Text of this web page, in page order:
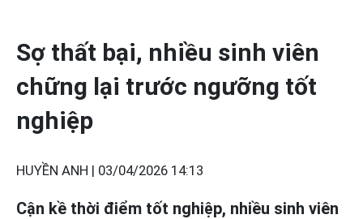
Sợ thất bại, nhiều sinh viên
chững lại trước ngưỡng tốt
nghiệp
HUYỀN ANH | 03/04/2026 14:13
Cận kề thời điểm tốt nghiệp, nhiều sinh viên